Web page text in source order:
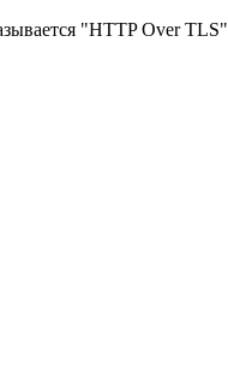
"HTTP Over